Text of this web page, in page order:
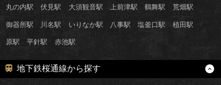
丸の内駅 伏見駅 大須観音駅 上前津駅 鶴舞駅 荒畑駅
御器所駅 川名駅 いりなか駅 八事駅 塩釜口駅 植田駅
原駅 平針駅 赤池駅
地下鉄桜通線から探す